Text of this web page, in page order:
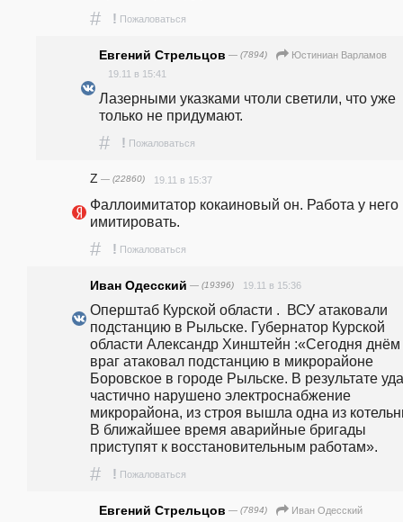
# ! Пожаловаться
Евгений Стрельцов — (7894)
Юстиниан Варламов
19.11 в 15:41
Лазерными указками чтоли светили, что уже
только не придумают.
# ! Пожаловаться
Z — (22860) 19.11 в 15:37
Фаллоимитатор кокаиновый он. Работа у него
имитировать.
# ! Пожаловаться
Иван Одесский — (19396) 19.11 в 15:36
Оперштаб Курской области .  ВСУ атаковали
подстанцию в Рыльске. Губернатор Курской
области Александр Хинштейн :«Сегодня днём
враг атаковал подстанцию в микрорайоне
Боровское в городе Рыльске. В результате
частично нарушено электроснабжение
микрорайона, из строя вышла одна из
В ближайшее время аварийные бригады
приступят к восстановительным работам».
# ! Пожаловаться
Евгений Стрельцов — (7894)
Иван Одесский